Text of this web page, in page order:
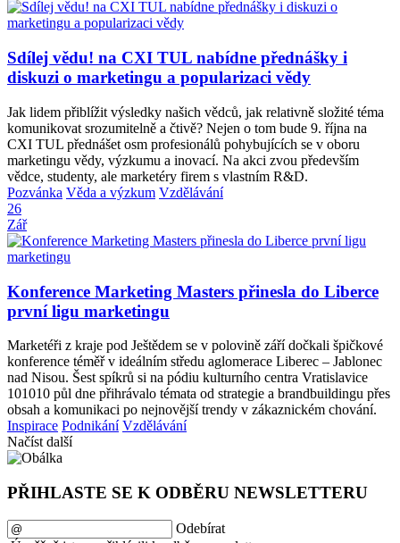
Sdílej vědu! na CXI TUL nabídne přednášky i
diskuzi o marketingu a popularizaci vědy
Jak lidem přiblížit výsledky našich vědců, jak relativně složité téma
komunikovat srozumitelně a čtivě? Nejen o tom bude 9. října na
CXI TUL přednášet osm profesionálů pohybujících se v oboru
marketingu vědy, výzkumu a inovací. Na akci zvou především
vědce, studenty, ale marketéry firem s vlastním R&D.
Pozvánka Věda a výzkum Vzdělávání
26
Zář
Konference Marketing Masters přinesla do Liberce
první ligu marketingu
Marketéři z kraje pod Ještědem se v polovině září dočkali špičkové
konference téměř v ideálním středu aglomerace Liberec – Jablonec
nad Nisou. Šest spíkrů si na pódiu kulturního centra Vratislavice
101010 půl dne přihrávalo témata od strategie a brandbuildingu přes
obsah a komunikaci po nejnovější trendy v zákaznickém chování.
Inspirace Podnikání Vzdělávání
Načíst další
PŘIHLASTE SE K ODBĚRU NEWSLETTERU
Odebírat